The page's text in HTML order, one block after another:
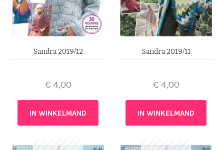
Sandra 2019/12
€ 4,00
IN WINKELMAND
Sandra 2019/11
€ 4,00
IN WINKELMAND